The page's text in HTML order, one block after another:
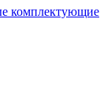
комплектующие